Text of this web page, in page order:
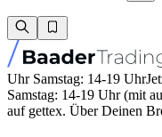
Uhr Samstag: 14-19 Uhr
Samstag: 14-19 Uhr (mit
auf gettex. Über Deinen